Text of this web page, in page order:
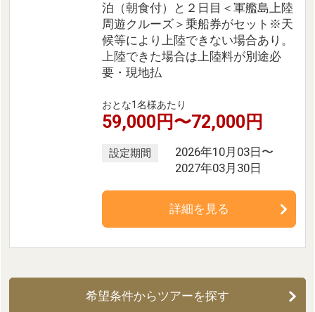
泊（朝食付）と２日目＜軍艦島上陸
周遊クルーズ＞乗船券がセット※天
候等により上陸できない場合あり。
上陸できた場合は上陸料が別途必
要・現地払
おとな1名様あたり
59,000円〜72,000円
設定期間
2026年10月03日〜
2027年03月30日
詳細を見る
希望条件からツアーを探す